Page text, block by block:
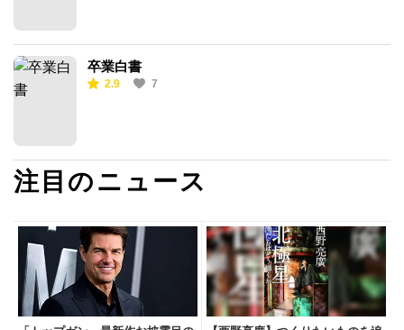
卒業白書
2.9 7
注目のニュース